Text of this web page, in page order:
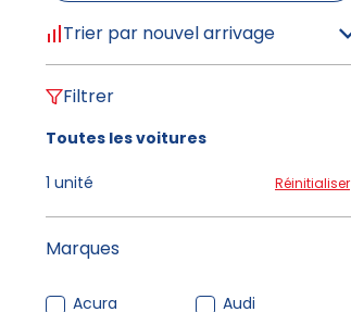
Trier par nouvel arrivage
Filtrer
Toutes les voitures
1 unité Réinitialiser
Marques
Acura
Audi